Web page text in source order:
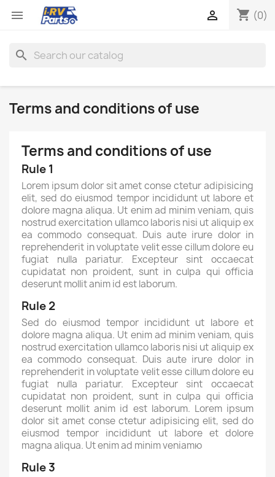
 shopping_cart (0)

search
Terms and conditions of use
Terms and conditions of use
Rule 1
Lorem ipsum dolor sit amet conse ctetur adipisicing
elit, sed do eiusmod tempor incididunt ut labore et
dolore magna aliqua. Ut enim ad minim veniam, quis
nostrud exercitation ullamco laboris nisi ut aliquip ex
ea commodo consequat. Duis aute irure dolor in
reprehenderit in voluptate velit esse cillum dolore eu
fugiat nulla pariatur. Excepteur sint occaecat
cupidatat non proident, sunt in culpa qui officia
deserunt mollit anim id est laborum.
Rule 2
Sed do eiusmod tempor incididunt ut labore et
dolore magna aliqua. Ut enim ad minim veniam, quis
nostrud exercitation ullamco laboris nisi ut aliquip ex
ea commodo consequat. Duis aute irure dolor in
reprehenderit in voluptate velit esse cillum dolore eu
fugiat nulla pariatur. Excepteur sint occaecat
cupidatat non proident, sunt in culpa qui officia
deserunt mollit anim id est laborum. Lorem ipsum
dolor sit amet conse ctetur adipisicing elit, sed do
eiusmod tempor incididunt ut labore et dolore
magna aliqua. Ut enim ad minim veniamю
Rule 3